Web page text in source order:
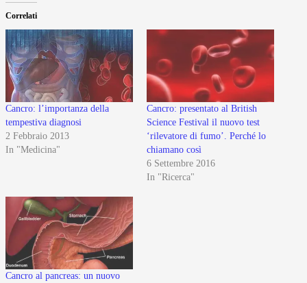
Correlati
Cancro: l’importanza della
tempestiva diagnosi
2 Febbraio 2013
In "Medicina"
Cancro: presentato al British
Science Festival il nuovo test
‘rilevatore di fumo’. Perché lo
chiamano così
6 Settembre 2016
In "Ricerca"
Cancro al pancreas: un nuovo